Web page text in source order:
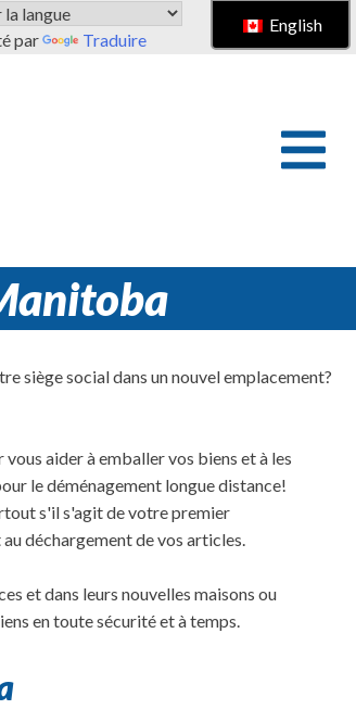
par Traduire
English
siège social dans un nouvel emplacement?
aider à emballer vos biens et à les
le déménagement longue distance!
s'il s'agit de votre premier
déchargement de vos articles.
et dans leurs nouvelles maisons ou
en toute sécurité et à temps.